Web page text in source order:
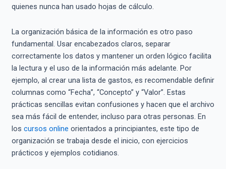
quienes nunca han usado hojas de cálculo.
La organización básica de la información es otro paso
fundamental. Usar encabezados claros, separar
correctamente los datos y mantener un orden lógico facilita
la lectura y el uso de la información más adelante. Por
ejemplo, al crear una lista de gastos, es recomendable definir
columnas como “Fecha”, “Concepto” y “Valor”. Estas
prácticas sencillas evitan confusiones y hacen que el archivo
sea más fácil de entender, incluso para otras personas. En
los cursos online orientados a principiantes, este tipo de
organización se trabaja desde el inicio, con ejercicios
prácticos y ejemplos cotidianos.